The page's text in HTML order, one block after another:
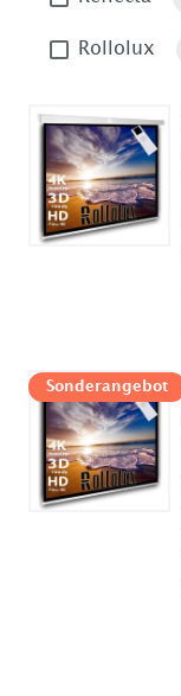
Rollolux
Sonderangebot